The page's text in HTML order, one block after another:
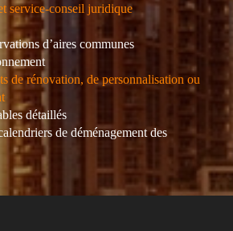
service-conseil juridique
d’aires communes
de rénovation, de personnalisation ou
détaillés
de déménagement des